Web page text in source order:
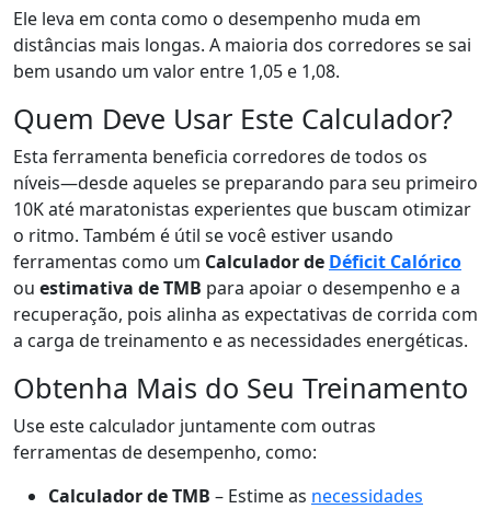
Ele leva em conta como o desempenho muda em
distâncias mais longas. A maioria dos corredores se sai
bem usando um valor entre 1,05 e 1,08.
Quem Deve Usar Este Calculador?
Esta ferramenta beneficia corredores de todos os
níveis—desde aqueles se preparando para seu primeiro
10K até maratonistas experientes que buscam otimizar
o ritmo. Também é útil se você estiver usando
ferramentas como um Calculador de Déficit Calórico
ou estimativa de TMB para apoiar o desempenho e a
recuperação, pois alinha as expectativas de corrida com
a carga de treinamento e as necessidades energéticas.
Obtenha Mais do Seu Treinamento
Use este calculador juntamente com outras
ferramentas de desempenho, como:
Calculador de TMB – Estime as necessidades